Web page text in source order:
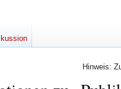
Hinweis: